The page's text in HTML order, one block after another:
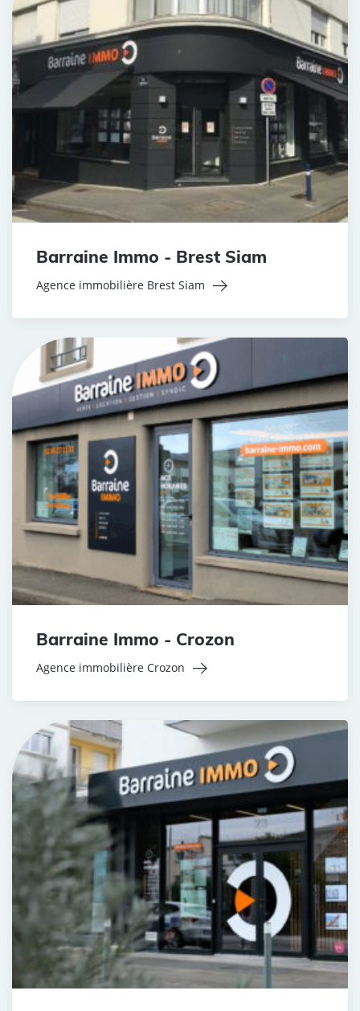
Barraine Immo - Brest Siam
Agence immobilière Brest Siam
Barraine Immo - Crozon
Agence immobilière Crozon